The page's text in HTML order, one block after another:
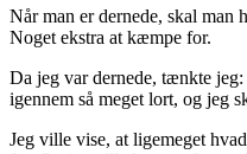
Når man er dernede, skal man
Noget ekstra at kæmpe for.
Da jeg var dernede, tænkte
igennem så meget lort, og jeg
Jeg ville vise, at ligemeget